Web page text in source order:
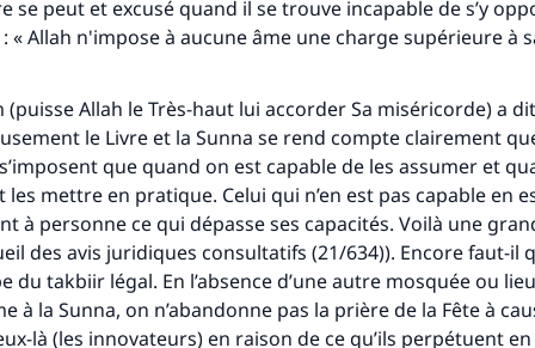
se peut et excusé quand il se trouve incapable de s’y
« Allah n'impose à aucune âme une charge supérieure à
(puisse Allah le Très-haut lui accorder Sa miséricorde) a
le Livre et la Sunna se rend compte clairement
que quand on est capable de les assumer et
mettre en pratique. Celui qui n’en est pas capable en
à personne ce qui dépasse ses capacités. Voilà une
des avis juridiques consultatifs (21/634)). Encore faut-il
du takbiir légal. En l’absence d’une autre mosquée ou
à la Sunna, on n’abandonne pas la prière de la Fête à
là (les innovateurs) en raison de ce qu’ils perpétuent en